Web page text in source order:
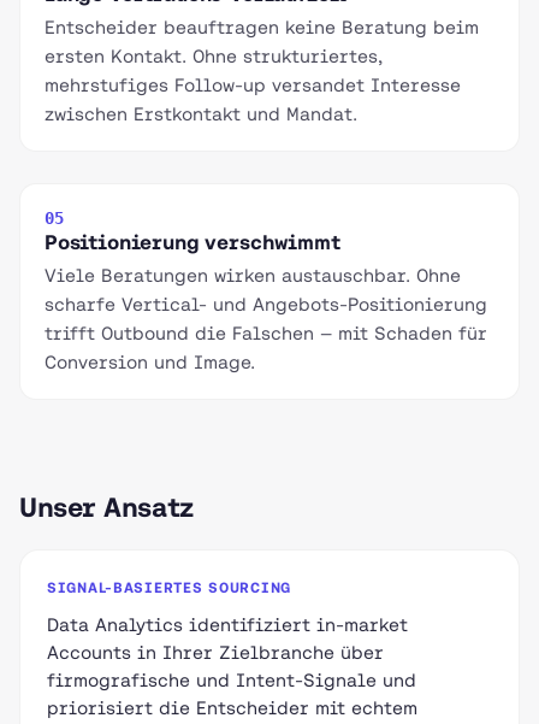
Entscheider beauftragen keine Beratung beim
ersten Kontakt. Ohne strukturiertes,
mehrstufiges Follow-up versandet Interesse
zwischen Erstkontakt und Mandat.
05
Positionierung verschwimmt
Viele Beratungen wirken austauschbar. Ohne
scharfe Vertical- und Angebots-Positionierung
trifft Outbound die Falschen — mit Schaden für
Conversion und Image.
Unser Ansatz
SIGNAL-BASIERTES SOURCING
Data Analytics identifiziert in-market
Accounts in Ihrer Zielbranche über
firmografische und Intent-Signale und
priorisiert die Entscheider mit echtem